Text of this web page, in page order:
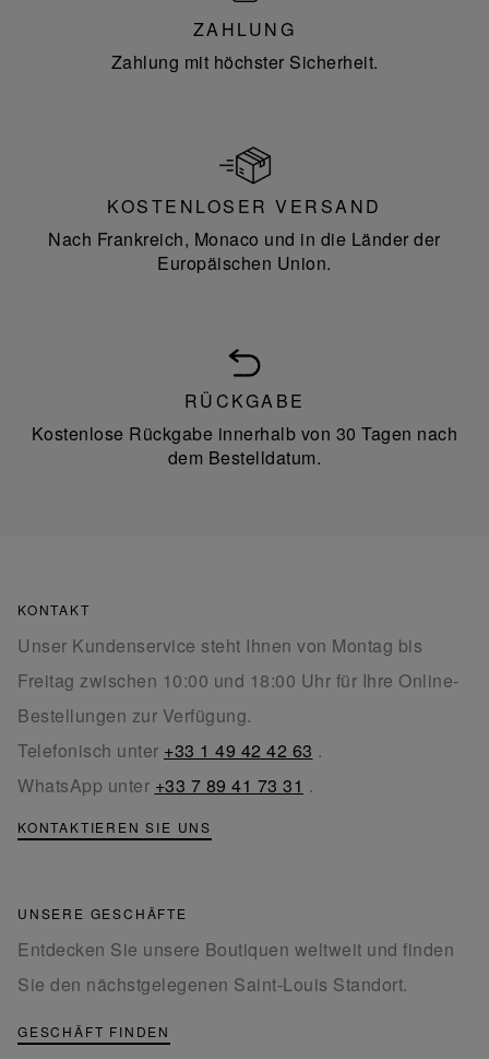
ZAHLUNG
Zahlung mit höchster Sicherheit.
KOSTENLOSER VERSAND
Nach Frankreich, Monaco und in die Länder der
Europäischen Union.
RÜCKGABE
Kostenlose Rückgabe innerhalb von 30 Tagen nach
dem Bestelldatum.
KONTAKT
Unser Kundenservice steht Ihnen von Montag bis
Freitag zwischen 10:00 und 18:00 Uhr für Ihre Online-
Bestellungen zur Verfügung.
Telefonisch unter +33 1 49 42 42 63 .
WhatsApp unter +33 7 89 41 73 31 .
KONTAKTIEREN SIE UNS
UNSERE GESCHÄFTE
Entdecken Sie unsere Boutiquen weltweit und finden
Sie den nächstgelegenen Saint-Louis Standort.
GESCHÄFT FINDEN